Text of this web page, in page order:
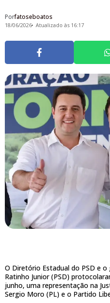
Porfatoseboatos
18/06/2026 Atualizado às 16:17
O Diretório Estadual do PSD e
Ratinho Junior (PSD)
junho, uma representação na
Sergio Moro (PL) e o Partido